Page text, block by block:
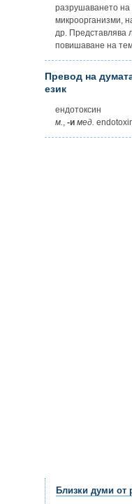
разрушаването
микроорганизми,
др. Представлява
повишаване на
Превод на
език
ендотоксин
м.
-и мед.
Близки думи от